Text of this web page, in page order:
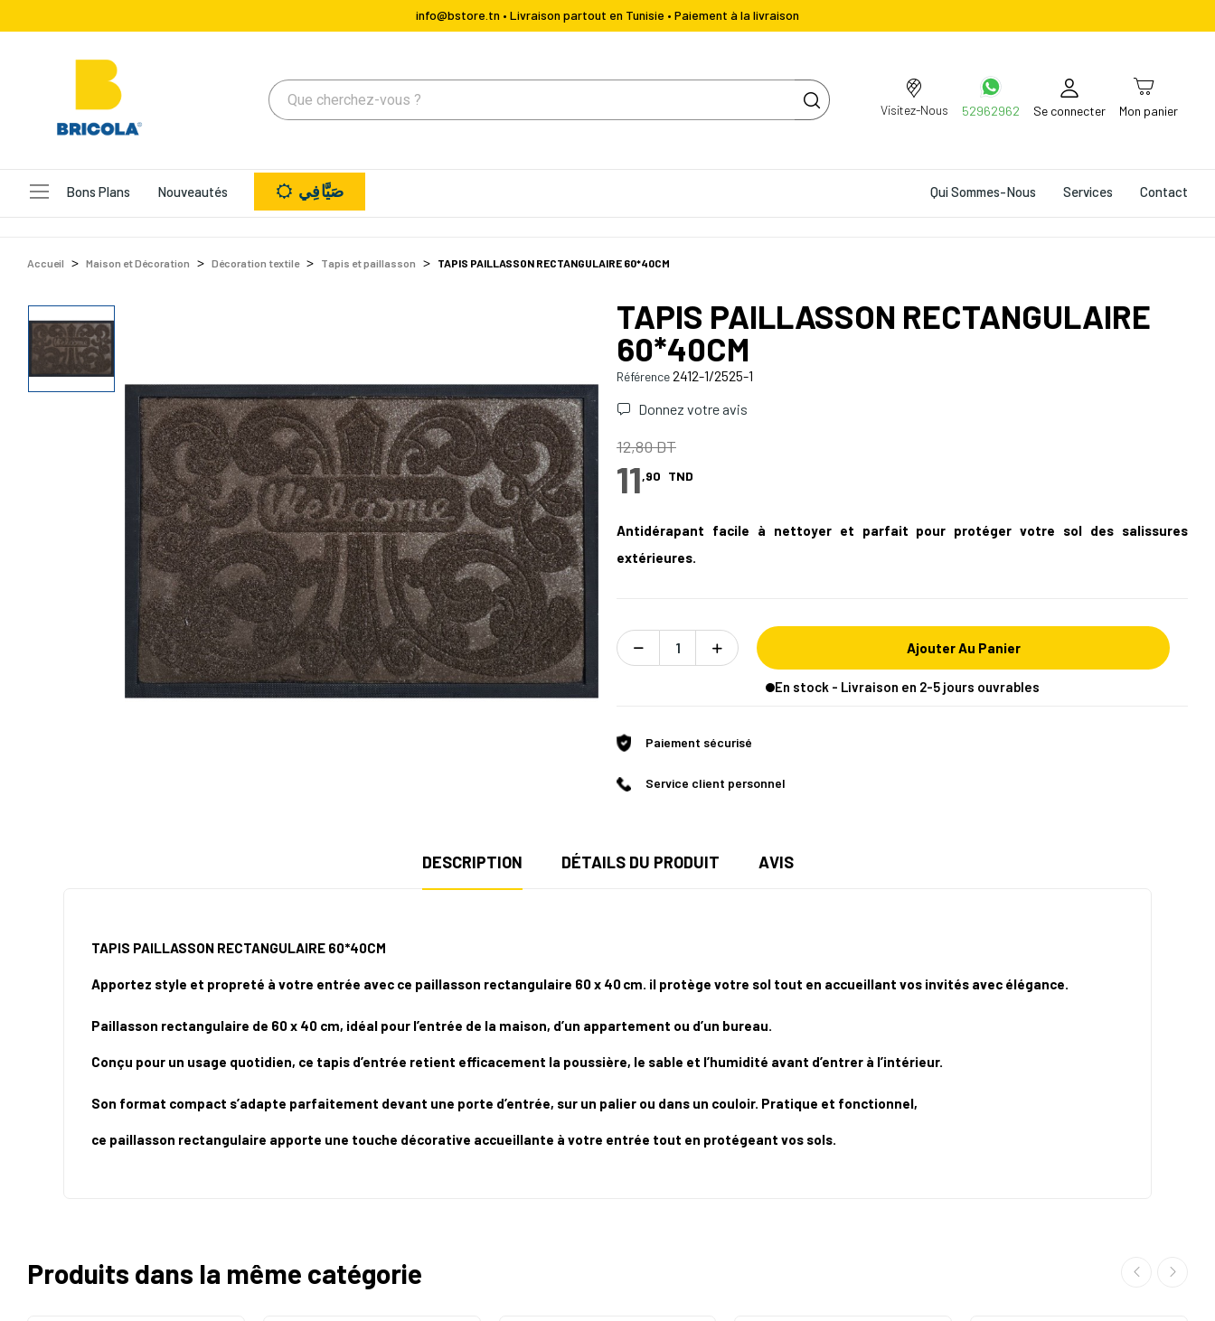
info@bstore.tn • Livraison partout en Tunisie • Paiement à la livraison
Visitez-Nous 52962962 Se connecter Mon panier
Bons Plans Nouveautés Qui Sommes-Nous Services Contact صَيَّافِي
Accueil Maison et Décoration Décoration textile Tapis et paillasson TAPIS PAILLASSON RECTANGULAIRE 60*40CM
TAPIS PAILLASSON RECTANGULAIRE
60*40CM
Référence2412-1/2525-1
Donnez votre avis
12,80 DT
11,90 TND
Antidérapant facile à nettoyer et parfait pour protéger votre sol des salissures
extérieures.
Ajouter Au Panier
En stock - Livraison en 2-5 jours ouvrables
Paiement sécurisé
Service client personnel
DESCRIPTION DÉTAILS DU PRODUIT AVIS
TAPIS PAILLASSON RECTANGULAIRE 60*40CM
Apportez style et propreté à votre entrée avec ce paillasson rectangulaire 60 x 40 cm. il protège votre sol tout en accueillant vos invités avec élégance.
Paillasson rectangulaire de 60 x 40 cm, idéal pour l’entrée de la maison, d’un appartement ou d’un bureau.
Conçu pour un usage quotidien, ce tapis d’entrée retient efficacement la poussière, le sable et l’humidité avant d’entrer à l’intérieur.
Son format compact s’adapte parfaitement devant une porte d’entrée, sur un palier ou dans un couloir. Pratique et fonctionnel,
ce paillasson rectangulaire apporte une touche décorative accueillante à votre entrée tout en protégeant vos sols.
Produits dans la même catégorie